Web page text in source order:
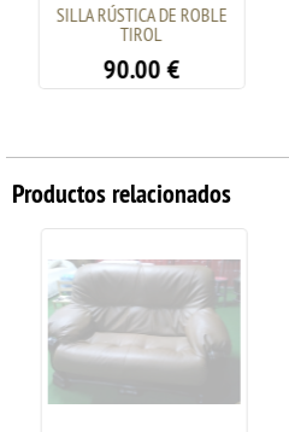
SILLA RÚSTICA DE ROBLE
TIROL
90.00€
Productos relacionados